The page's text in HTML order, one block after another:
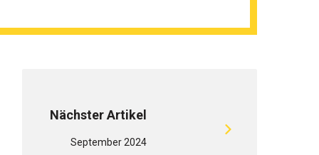
Nächster Artikel
September 2024